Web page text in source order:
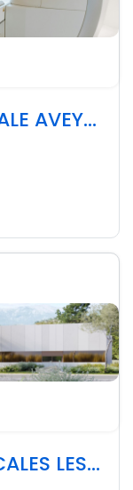
IMAS - IMAGERIE MÉDICALE AVEYRON SUD
CENTRE IMAGERIE MEDICALES LES ALBIZZIAS